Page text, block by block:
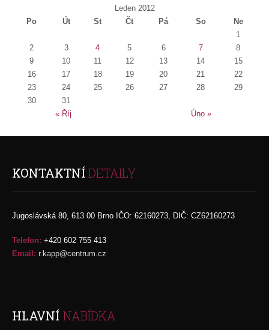
Leden 2012
Po
Út St Čt Pá So Ne
« Říj Úno »
1
2
3 4 5 6 7
8
9
10 11 12 13 14
15
16
17 18 19 20 21
22
23
24 25 26 27 28
29
30
31
KONTAKTNÍ DETAILY
Jugoslávská 80, 613 00 Brno IČO: 62160273, DIČ: CZ62160273
Telefon: +420 602 755 413
Email: r.kapp@centrum.cz
HLAVNÍ NABÍDKA